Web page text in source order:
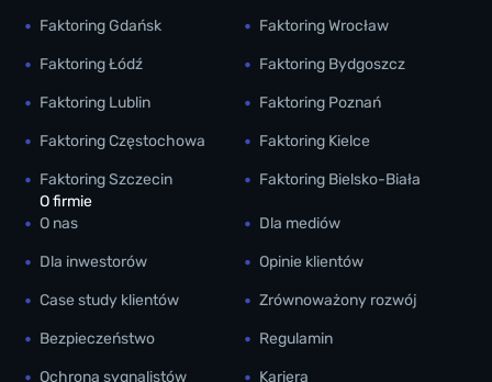
Faktoring Gdańsk Faktoring Wrocław
Faktoring Łódź Faktoring Bydgoszcz
Faktoring Lublin Faktoring Poznań
Faktoring Częstochowa Faktoring Kielce
Faktoring Szczecin
Faktoring Bielsko-Biała
O firmie
O nas
Dla mediów
Dla inwestorów Opinie klientów
Case study klientów Zrównoważony rozwój
Bezpieczeństwo Regulamin
Ochrona sygnalistów Kariera